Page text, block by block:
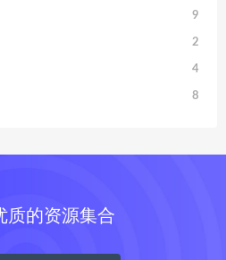
9
2
4
8
质的资源集合